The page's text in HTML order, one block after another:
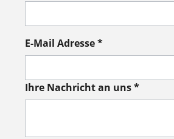
E-Mail Adresse *
Ihre Nachricht an uns *